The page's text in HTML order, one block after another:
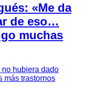
«Me da
de eso…
muchas